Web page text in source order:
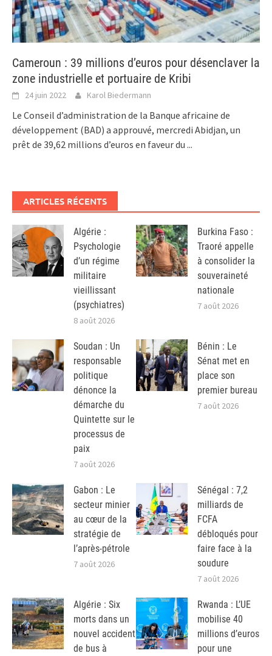
Cameroun : 39 millions d’euros pour désenclaver la
zone industrielle et portuaire de Kribi
24 juin 2022 Karol Biedermann
Le Conseil d’administration de la Banque africaine de
développement (BAD) a approuvé, mercredi Abidjan, un
prêt de 39,62 millions d’euros en faveur du ...
ARTICLES RÉCENTS
Algérie :
Psychologie
d’un régime
militaire
vieillissant
(psychiatres)
8 août 2026
Burkina Faso :
Traoré appelle
à consolider la
souveraineté
nationale
7 août 2026
Soudan : Un
responsable
politique
dénonce la
démarche du
Quintette sur le
processus de
paix
7 août 2026
Bénin : Le
Sénat met en
place son
premier bureau
7 août 2026
Gabon : Le
secteur minier
au cœur de la
stratégie de
l’après-pétrole
7 août 2026
Sénégal : 7,2
milliards de
FCFA
débloqués pour
faire face à la
soudure
7 août 2026
Algérie : Six
morts dans un
nouvel accident
de bus à
Rwanda : L’UE
mobilise 40
millions d’euros
pour une